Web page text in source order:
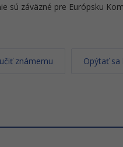
sú záväzné pre Európsku
známemu Opýtať sa